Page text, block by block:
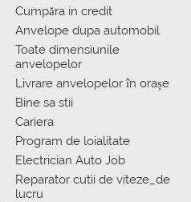
Сumpăra in credit
Anvelope dupa automobil
Toate dimensiunile
anvelopelor
Livrare anvelopelor în orașe
Bine sa stii
Cariera
Program de loialitate
Electrician Auto Job
Reparator cutii de viteze_de
lucru